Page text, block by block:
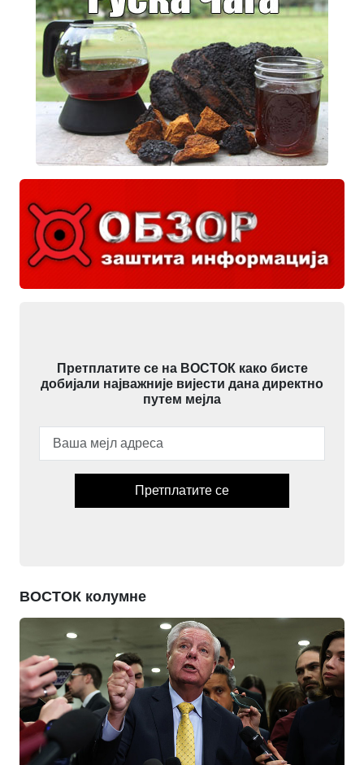
Претплатите се на ВОСТОК како бисте
добијали најважније вијести дана директно
путем мејла
Претплатите се
ВОСТОК колумне